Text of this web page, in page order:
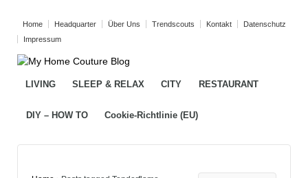
Home Headquarter Über Uns Trendscouts Kontakt
Datenschutz
Impressum
LIVING SLEEP & RELAX CITY RESTAURANT
DIY – HOW TO Cookie-Richtlinie (EU)